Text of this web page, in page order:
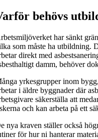
behövs
har sänkt
som måste ha utbildning.
direkt med
damm, behöver
yrkesgrupper inom
i äldre byggnader där
säkerställa att
och kan arbeta på ett
nya kraven ställer också
för hur ni hanterar